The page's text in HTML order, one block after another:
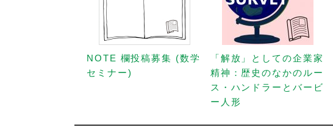
NOTE 欄投稿募集 (数学
セミナー)
「解放」としての企業家
精神：歴史のなかのルー
ス・ハンドラーとバービ
ー人形